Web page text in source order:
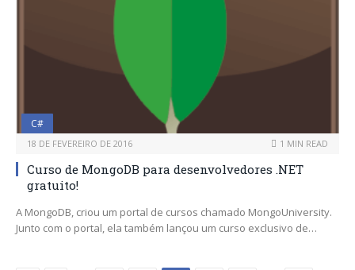
C#
18 DE FEVEREIRO DE 2016 1 MIN READ
Curso de MongoDB para desenvolvedores .NET
gratuito!
A MongoDB, criou um portal de cursos chamado MongoUniversity.
Junto com o portal, ela também lançou um curso exclusivo de…